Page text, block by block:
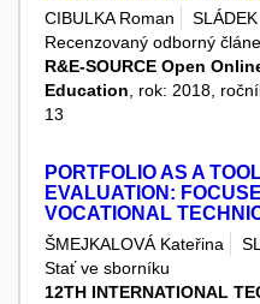
CIBULKA Roman
Recenzovaný odborný
R&E-SOURCE Open
Education, rok: 2018,
13
PORTFOLIO AS A
EVALUATION:
VOCATIONAL
ŠMEJKALOVÁ Kateřina
Stať ve sborníku
12TH INTERNATIONAL